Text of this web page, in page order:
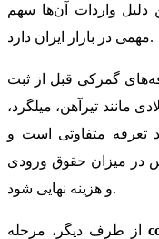
واردات آن‌ها سهم
مهمی در بازار ایران دارد.
گمرکی قبل از ثبت
تیرآهن، میلگرد،
تعرفه متفاوتی است و
در میزان حقوق ورودی
و هزینه نهایی شود.